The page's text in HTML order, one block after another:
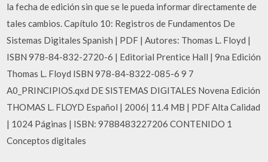
la fecha de edición sin que se le pueda informar directamente de
tales cambios. Capítulo 10: Registros de Fundamentos De
Sistemas Digitales Spanish | PDF | Autores: Thomas L. Floyd |
ISBN 978-84-832-2720-6 | Editorial Prentice Hall | 9na Edición
Thomas L. Floyd ISBN 978-84-8322-085-6 9 7
A0_PRINCIPIOS.qxd DE SISTEMAS DIGITALES Novena Edición
THOMAS L. FLOYD Español | 2006| 11.4 MB | PDF Alta Calidad
| 1024 Páginas | ISBN: 9788483227206 CONTENIDO 1
Conceptos digitales